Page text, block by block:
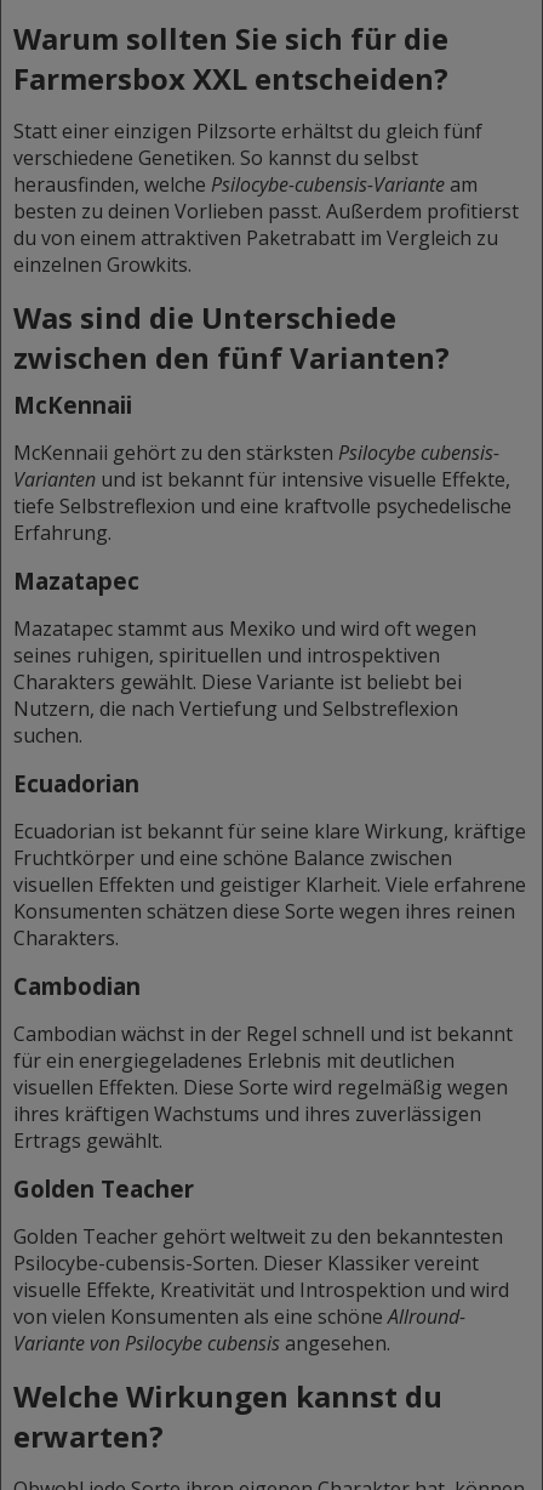
Warum sollten Sie sich für die
Farmersbox XXL entscheiden?
Statt einer einzigen Pilzsorte erhältst du gleich fünf
verschiedene Genetiken. So kannst du selbst
herausfinden, welche Psilocybe-cubensis-Varianteam
besten zu deinen Vorlieben passt. Außerdem profitierst
du von einem attraktiven Paketrabatt im Vergleich zu
einzelnen Growkits.
Was sind die Unterschiede
zwischen den fünf Varianten?
McKennaii
McKennaii gehört zu den stärksten Psilocybe cubensis-
Varianten und ist bekannt für intensive visuelle Effekte,
tiefe Selbstreflexion und eine kraftvolle psychedelische
Erfahrung.
Mazatapec
Mazatapec stammt aus Mexiko und wird oft wegen
seines ruhigen, spirituellen und introspektiven
Charakters gewählt. Diese Variante ist beliebt bei
Nutzern, die nach Vertiefung und Selbstreflexion
suchen.
Ecuadorian
Ecuadorian ist bekannt für seine klare Wirkung, kräftige
Fruchtkörper und eine schöne Balance zwischen
visuellen Effekten und geistiger Klarheit. Viele erfahrene
Konsumenten schätzen diese Sorte wegen ihres reinen
Charakters.
Cambodian
Cambodian wächst in der Regel schnell und ist bekannt
für ein energiegeladenes Erlebnis mit deutlichen
visuellen Effekten. Diese Sorte wird regelmäßig wegen
ihres kräftigen Wachstums und ihres zuverlässigen
Ertrags gewählt.
Golden Teacher
Golden Teacher gehört weltweit zu den bekanntesten
Psilocybe-cubensis-Sorten. Dieser Klassiker vereint
visuelle Effekte, Kreativität und Introspektion und wird
von vielen Konsumenten als eine schöneAllround-
Variante von Psilocybe cubensisangesehen.
Welche Wirkungen kannst du
erwarten?